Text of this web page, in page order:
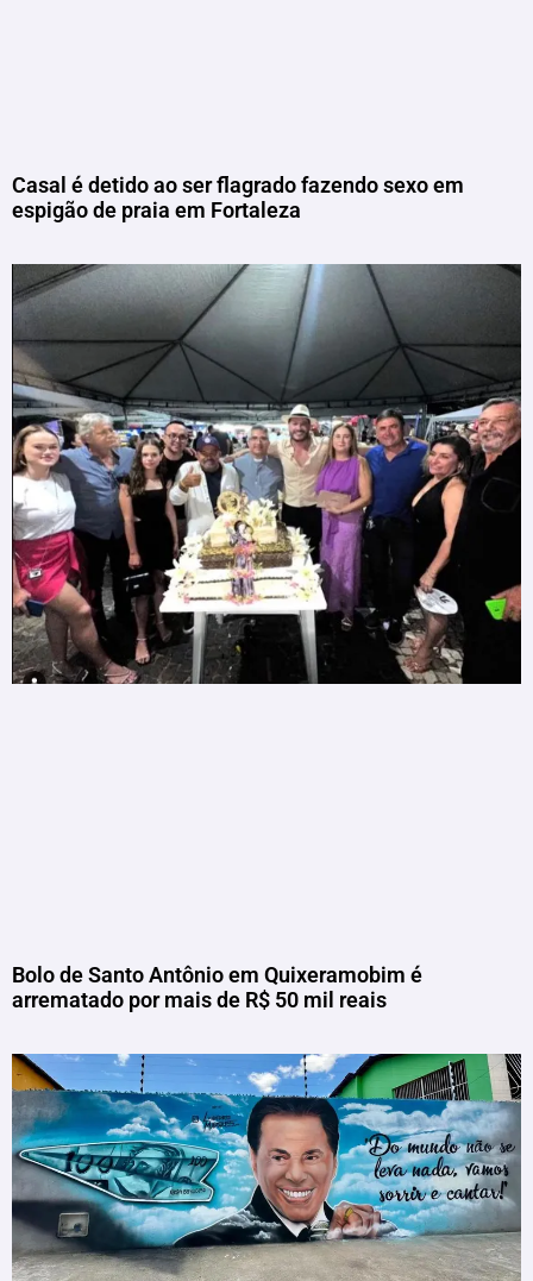
Casal é detido ao ser flagrado fazendo sexo em
espigão de praia em Fortaleza
Bolo de Santo Antônio em Quixeramobim é
arrematado por mais de R$ 50 mil reais